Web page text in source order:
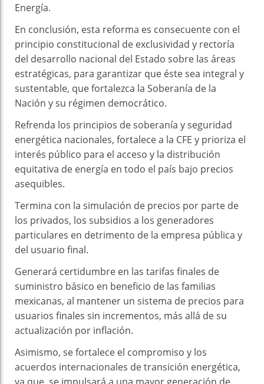
Energía.
En conclusión, esta reforma es consecuente con el
principio constitucional de exclusividad y rectoría
del desarrollo nacional del Estado sobre las áreas
estratégicas, para garantizar que éste sea integral y
sustentable, que fortalezca la Soberanía de la
Nación y su régimen democrático.
Refrenda los principios de soberanía y seguridad
energética nacionales, fortalece a la CFE y prioriza el
interés público para el acceso y la distribución
equitativa de energía en todo el país bajo precios
asequibles.
Termina con la simulación de precios por parte de
los privados, los subsidios a los generadores
particulares en detrimento de la empresa pública y
del usuario final.
Generará certidumbre en las tarifas finales de
suministro básico en beneficio de las familias
mexicanas, al mantener un sistema de precios para
usuarios finales sin incrementos, más allá de su
actualización por inflación.
Asimismo, se fortalece el compromiso y los
acuerdos internacionales de transición energética,